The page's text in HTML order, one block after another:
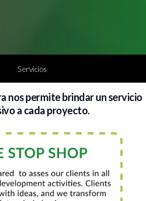
Servicios
nos permite brindar un servicio
a cada proyecto.